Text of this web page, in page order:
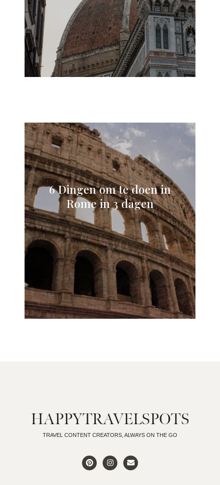
6 Dingen om te doen in
Rome in 3 dagen
HAPPYTRAVELSPOTS
TRAVEL CONTENT CREATORS, ALWAYS ON THE GO